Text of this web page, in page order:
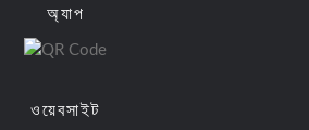
অ্যাপ
ওয়েবসাইট